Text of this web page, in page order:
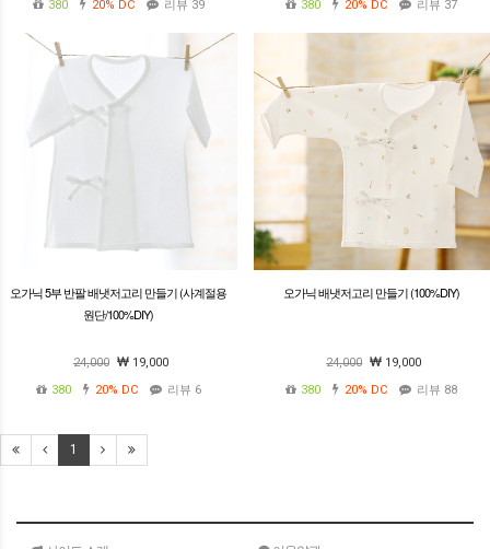
380
20% DC 리뷰 39
380
20% DC 리뷰 37
오가닉 5부 반팔 배냇저고리 만들기 (사계절용
원단/100%DIY)
24,000
19,000
380
20% DC 리뷰 6
오가닉 배냇저고리 만들기 (100%DIY)
24,000
19,000
380
20% DC 리뷰 88
1